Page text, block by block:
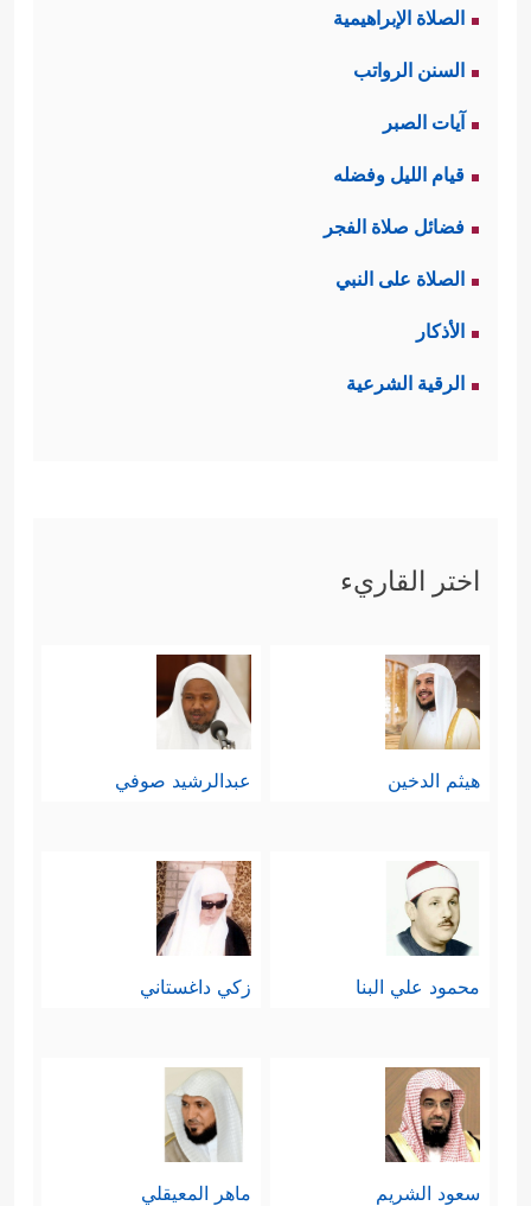
الصلاة الإبراهيمية
السنن الرواتب
آيات الصبر
قيام الليل وفضله
فضائل صلاة الفجر
الصلاة على النبي
الأذكار
الرقية الشرعية
اختر القاريء
هيثم الدخين عبدالرشيد صوفي
محمود علي البنا زكي داغستاني
سعود الشريم ماهر المعيقلي